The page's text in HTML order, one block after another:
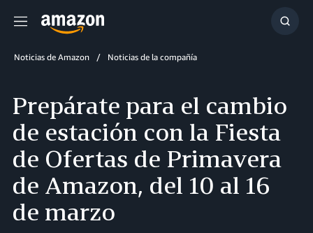
Menú
Noticias de Amazon Noticias de la compañía
Prepárate para el cambio
de estación con la Fiesta
de Ofertas de Primavera
de Amazon, del 10 al 16
de marzo